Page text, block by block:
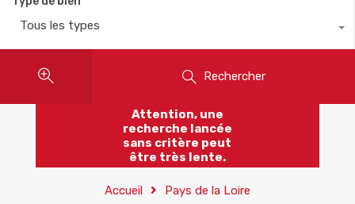
Tous les types
Rechercher
Attention, une
recherche lancée
sans critère peut
être très lente.
Accueil Pays de la Loire